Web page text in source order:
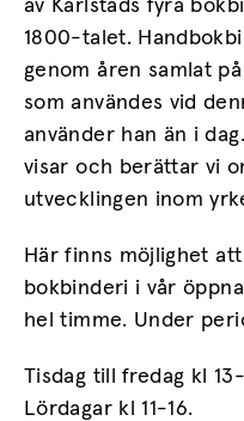
av Karlstads fyra
1800-talet.
genom åren samlat
som användes vid
använder han än i
visar och berättar vi
utvecklingen inom
Här finns möjlighet
bokbinderi i vår
hel timme. Under
Tisdag till fredag kl
Lördagar kl 11-16.